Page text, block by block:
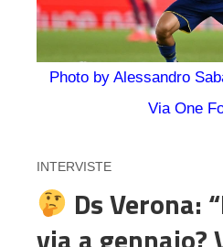
Photo by Alessandro
Via One
INTERVISTE
Ds Verona: